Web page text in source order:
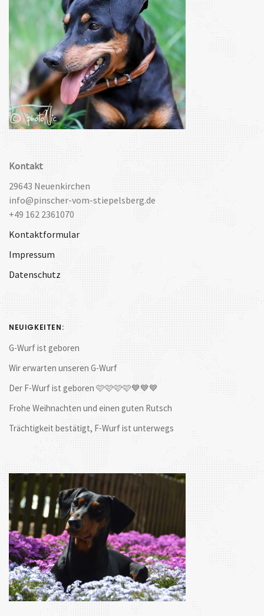
Kontakt
29643 Neuenkirchen
info@pinscher-vom-stiepelsberg.de
+49 162 2361070
Kontaktformular
Impressum
Datenschutz
NEUIGKEITEN:
G-Wurf ist geboren
Wir erwarten unseren G-Wurf
Der F-Wurf ist geboren 🩷🩷🩷🩷💙💙💙
Frohe Weihnachten und einen guten Rutsch
Trächtigkeit bestätigt, F-Wurf ist unterwegs